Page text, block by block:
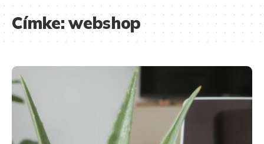
Címke:webshop